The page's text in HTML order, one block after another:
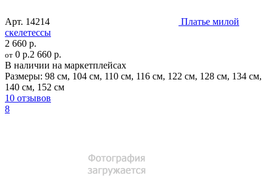
Арт. 14214
Платье милой
скелетессы
2 660 р.
от 0 р.2 660 р.
В наличии на маркетплейсах
Размеры: 98 см, 104 см, 110 см, 116 см, 122 см, 128 см, 134 см,
140 см, 152 см
10 отзывов
8